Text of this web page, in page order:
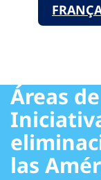
Áreas
las